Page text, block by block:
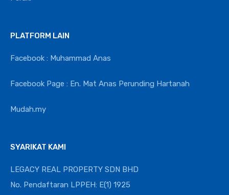
PLATFORM LAIN
Facebook : Muhammad Anas
Facebook Page : En. Mat Anas Perunding Hartanah
Mudah.my
SYARIKAT KAMI
LEGACY REAL PROPERTY SDN BHD
No. Pendaftaran LPPEH: E(1) 1925